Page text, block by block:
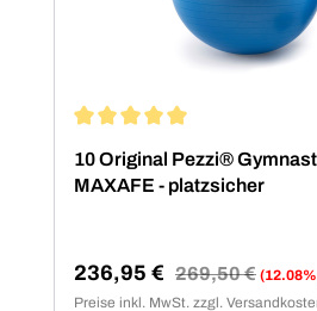
10 Original Pezzi®
MAXAFE - platzsicher
Verkaufspreis:
236,95 € Regulärer Preis:
269,50 €
Preise inkl. MwSt. zzgl.